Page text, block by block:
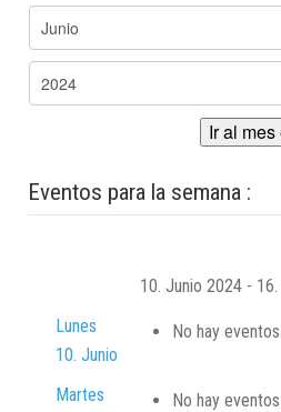
Ir al
Eventos para la semana :
10. Junio 2024 -
Lunes
10. Junio
No hay
Martes
No hay